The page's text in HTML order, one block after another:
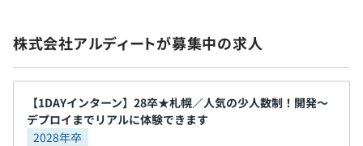
株式会社アルディートが募集中の求人
【1DAYインターン】28卒★札幌／人気の少人数制！開発〜
デプロイまでリアルに体験できます
2028年卒